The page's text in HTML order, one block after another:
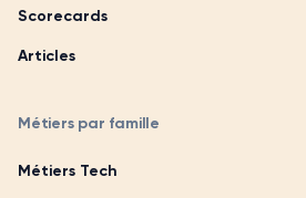
Scorecards
Articles
Métiers par famille
Métiers Tech